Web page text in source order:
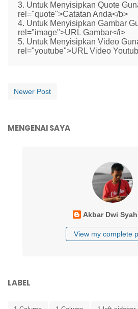
3. Untuk Menyisipkan Quote
rel="quote">Catatan Anda</b>
4. Untuk Menyisipkan Gambar
rel="image">URL Gambar</i>
5. Untuk Menyisipkan Video
rel="youtube">URL Video
Newer Post
MENGENAI SAYA
Akbar Dwi
View my complete
LABEL